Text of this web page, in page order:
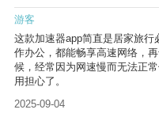
游客
这款加速器app简直是居家旅
作办公，都能畅享高速网络，
候，经常因为网速慢而无法正
用担心了。
2025-09-04